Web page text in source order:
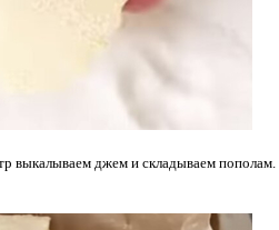
выкалываем джем и складываем пополам.